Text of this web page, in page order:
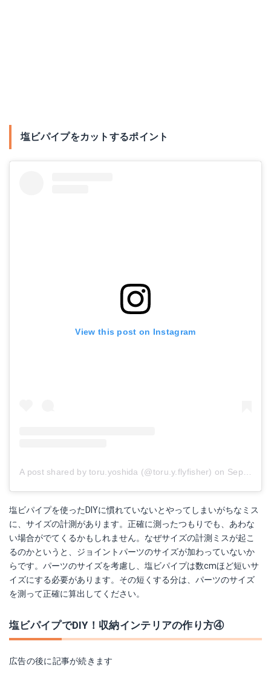
塩ビパイプをカットするポイント
View this post on Instagram
A post shared by toru.yoshida (@toru.y.flyfisher) on Sep 18, 2017 at 6:27am PDT
塩ビパイプを使ったDIYに慣れていないとやってしまいがちなミス
に、サイズの計測があります。正確に測ったつもりでも、あわな
い場合がでてくるかもしれません。なぜサイズの計測ミスが起こ
るのかというと、ジョイントパーツのサイズが加わっていないか
らです。パーツのサイズを考慮し、塩ビパイプは数cmほど短いサ
イズにする必要があります。その短くする分は、パーツのサイズ
を測って正確に算出してください。
塩ビパイプでDIY！収納インテリアの作り方④
広告の後に記事が続きます